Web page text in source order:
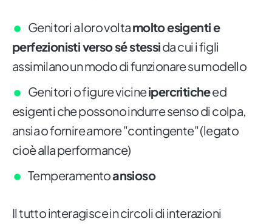
Genitori a loro voltamolto esigenti e
perfezionisti verso sé stessida cui i figli
assimilano un modo di funzionare su modello
Genitori o figure vicineipercriticheed
esigenti che possono indurre senso di colpa,
ansia o fornire amore "contingente" (legato
cioè alla performance)
Temperamentoansioso
Il tutto interagisce in circoli di interazioni